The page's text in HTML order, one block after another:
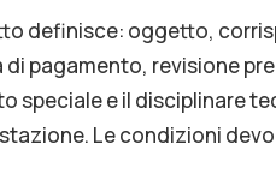
definisce: oggetto,
di pagamento, revisione
speciale e il disciplinare
Le condizioni